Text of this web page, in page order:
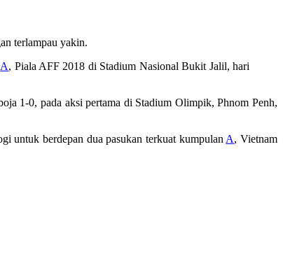
terlampau yakin.
A, Piala AFF 2018 di Stadium Nasional Bukit Jalil, hari
1-0, pada aksi pertama di Stadium Olimpik, Phnom Penh,
untuk berdepan dua pasukan terkuat kumpulan A, Vietnam